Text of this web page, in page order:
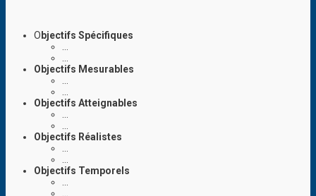
O bjectifs Spécifiques
Objectifs Mesurables
Objectifs Atteignables
Objectifs Réalistes
Objectifs Temporels